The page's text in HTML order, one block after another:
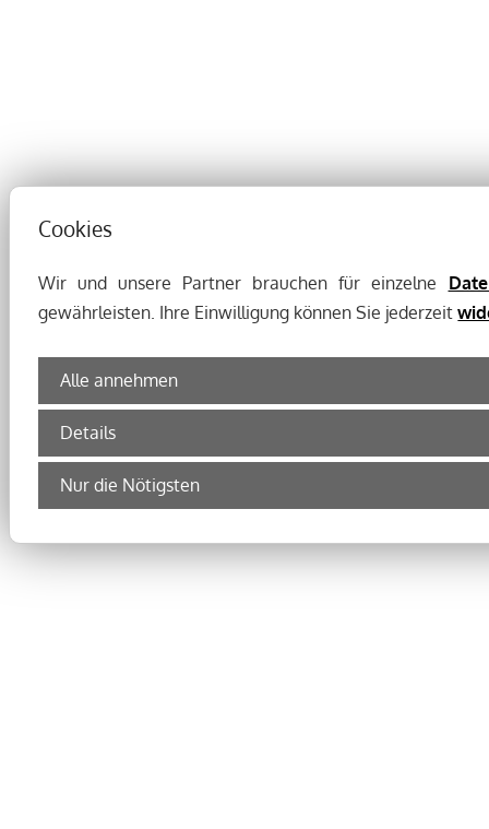
Cookies
Wir und unsere Partner brauchen für einzelne
gewährleisten. Ihre Einwilligung können Sie jederzeit
Alle annehmen
Details
Nur die Nötigsten